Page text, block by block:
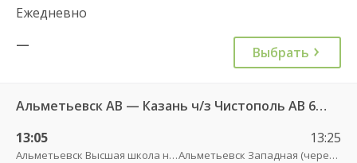
Ежедневно
—
Выбрать
Альметьевск АВ — Казань ч/з Чистополь АВ 694
13:05
Альметьевск Высшая школа нефти (Кампус АГНИ)
13:25
Альметьевск Западная (через дорогу от АЗС Татнефть)